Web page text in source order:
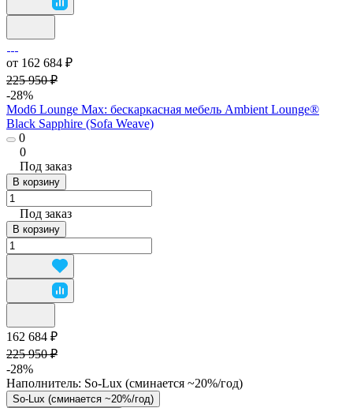
от 162 684 ₽
225 950 ₽
-28%
Mod6 Lounge Max: бескаркасная мебель Ambient Lounge®
Black Sapphire (Sofa Weave)
0
0
Под заказ
В корзину
Под заказ
В корзину
162 684 ₽
225 950 ₽
-28%
Наполнитель: So-Lux (cминается ~20%/год)
So-Lux (cминается ~20%/год)